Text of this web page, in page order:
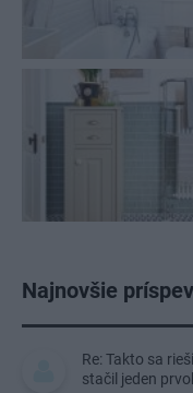
Najnovšie
Re: Takto sa
stačil jeden